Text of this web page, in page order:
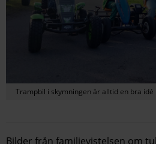
Trampbil i skymningen är alltid en bra idé
Bilder från familjevistelsen om